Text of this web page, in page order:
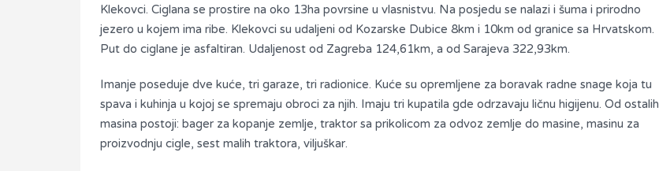
Klekovci. Ciglana se prostire na oko 13ha povrsine u vlasnistvu. Na posjedu se nalazi i šuma i prirodno
jezero u kojem ima ribe. Klekovci su udaljeni od Kozarske Dubice 8km i 10km od granice sa Hrvatskom.
Put do ciglane je asfaltiran. Udaljenost od Zagreba 124,61km, a od Sarajeva 322,93km.
Imanje poseduje dve kuće, tri garaze, tri radionice. Kuće su opremljene za boravak radne snage koja tu
spava i kuhinja u kojoj se spremaju obroci za njih. Imaju tri kupatila gde odrzavaju ličnu higijenu. Od ostalih
masina postoji: bager za kopanje zemlje, traktor sa prikolicom za odvoz zemlje do masine, masinu za
proizvodnju cigle, sest malih traktora, viljuškar.